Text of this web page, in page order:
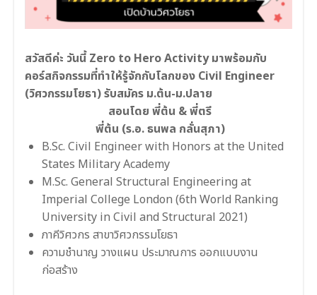
สวัสดีค่ะ วันนี้ Zero to Hero Activity มาพร้อมกับ
คอร์สกิจกรรมที่ทำให้รู้จักกับโลกของ Civil Engineer
(วิศวกรรมโยธา) รับสมัคร ม.ต้น-ม.ปลาย
‍ สอนโดย พี่ต้น & พี่ตรี
‍ พี่ต้น (ร.อ. ธนพล กลั่นสุภา)
B.Sc. Civil Engineer with Honors at the United
States Military Academy
M.Sc. General Structural Engineering at
Imperial College London (6th World Ranking
University in Civil and Structural 2021)
ภาคีวิศวกร สาขาวิศวกรรมโยธา
ความชำนาญ วางแผน ประมาณการ ออกแบบงาน
ก่อสร้าง